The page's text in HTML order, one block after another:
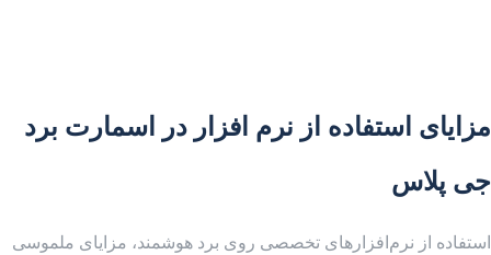
مزایای استفاده از نرم افزار در اسمارت برد
جی پلاس
استفاده از نرم‌افزارهای تخصصی روی برد هوشمند، مزایای ملموسی